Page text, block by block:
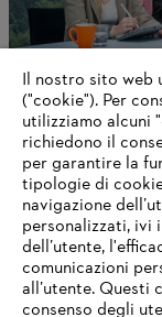
Informazioni su
Informazioni
I prodotti
Contatto
Il nostro sito web
("cookie"). Per
utilizziamo alcuni
richiedono il
per garantire la
tipologie di
navigazione
personalizzati, ivi
dell’utente,
comunicazioni
all’utente. Questi
consenso degli